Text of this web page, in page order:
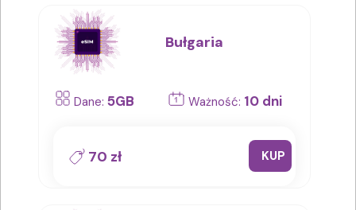
Bułgaria
Dane: 5GB Ważność: 10 dni
70 zł KUP